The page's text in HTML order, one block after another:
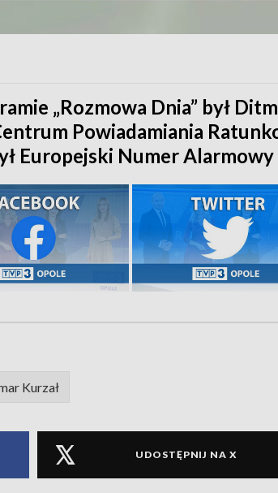
„Rozmowa Dnia” był
Powiadamiania
Europejski Numer Alarmowy
Kurzał
UDOSTĘPNIJ NA X